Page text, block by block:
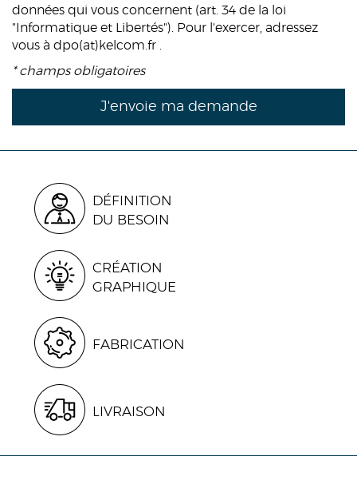
données qui vous concernent (art. 34 de la loi
"Informatique et Libertés"). Pour l'exercer, adressez
vous à dpo(at)kelcom.fr .
* champs obligatoires
DÉFINITION
DU BESOIN
CRÉATION
GRAPHIQUE
FABRICATION
LIVRAISON